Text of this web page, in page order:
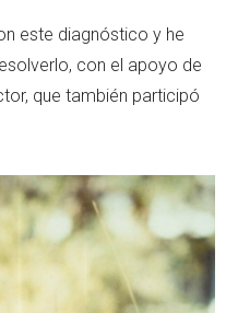
este diagnóstico y he
con el apoyo de
que también participó